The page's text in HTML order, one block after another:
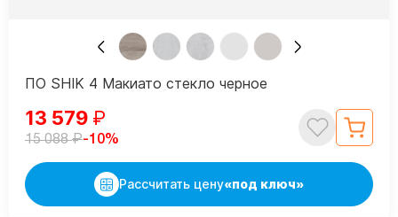
ПО SHIK 4 Макиато стекло черное
13 579 ₽
15 088₽-10%
Рассчитать цену«под ключ»